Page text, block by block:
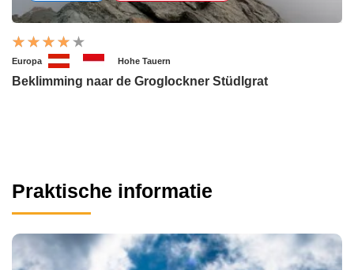
Europa Hohe Tauern
Beklimming naar de Groglockner Stüdlgrat
Praktische informatie